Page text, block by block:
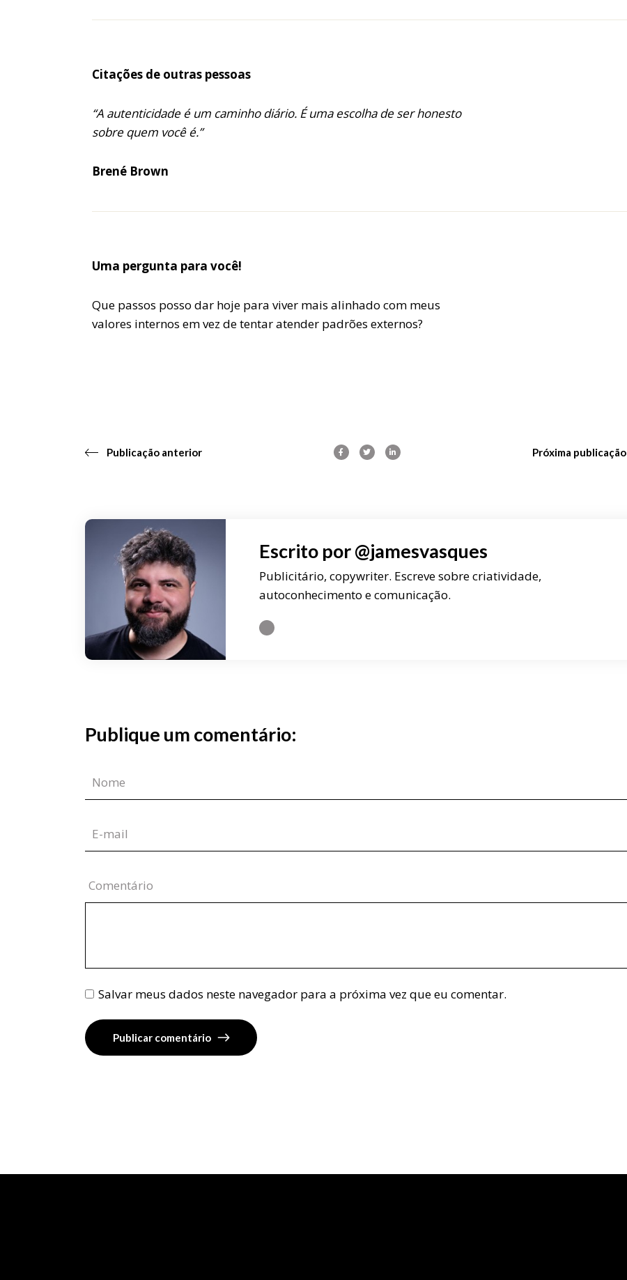
Citações de outras pessoas
“A autenticidade é um caminho diário. É uma escolha de ser honesto
sobre quem você é.”
Brené Brown
Uma pergunta para você!
Que passos posso dar hoje para viver mais alinhado com meus
valores internos em vez de tentar atender padrões externos?
Publicação anterior Próxima publicação
Escrito por@jamesvasques
Publicitário, copywriter. Escreve sobre criatividade,
autoconhecimento e comunicação.
Publique um comentário:
Comentário
Salvar meus dados neste navegador para a próxima vez que eu comentar.
Publicar comentário